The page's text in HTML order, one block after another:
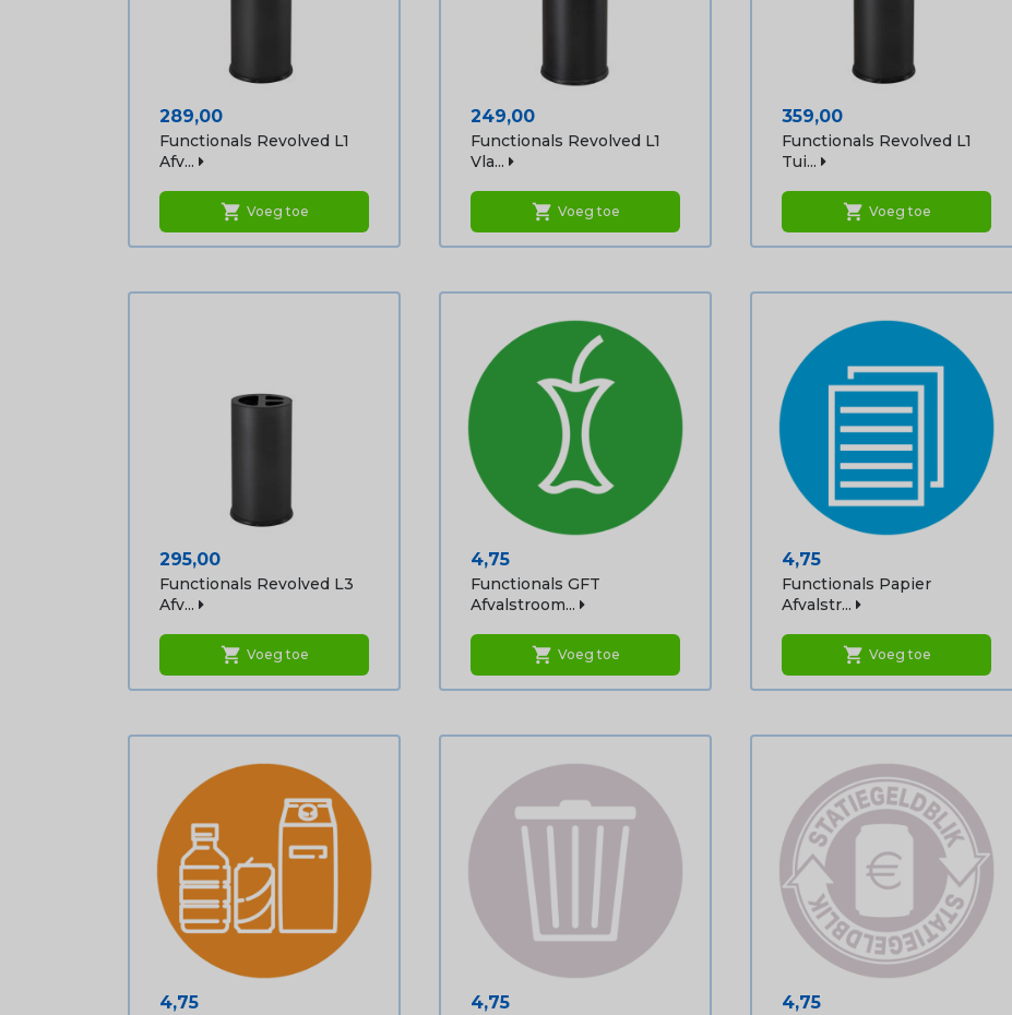
Prijs
289,00
Functionals Revolved L1
Afv...
shopping_cart Voeg toe
Prijs
249,00
Functionals Revolved L1
Vla...
shopping_cart Voeg toe
Prijs
359,00
Functionals Revolved L1
Tui...
shopping_cart Voeg toe
Prijs
295,00
Functionals Revolved L3
Afv...
shopping_cart Voeg toe
Prijs
4,75
Functionals GFT
Afvalstroom...
shopping_cart Voeg toe
Prijs
4,75
Functionals Papier
Afvalstr...
shopping_cart Voeg toe
Prijs
4,75 Prijs
4,75 Prijs
4,75